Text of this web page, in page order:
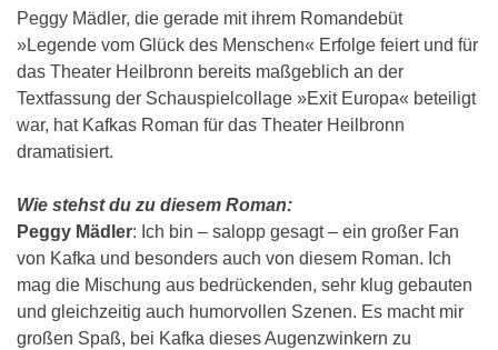
Peggy Mädler, die gerade mit ihrem Romandebüt
»Legende vom Glück des Menschen« Erfolge feiert und für
das Theater Heilbronn bereits maßgeblich an der
Textfassung der Schauspielcollage »Exit Europa« beteiligt
war, hat Kafkas Roman für das Theater Heilbronn
dramatisiert.
Wie stehst du zu diesem Roman:
Peggy Mädler: Ich bin – salopp gesagt – ein großer Fan
von Kafka und besonders auch von diesem Roman. Ich
mag die Mischung aus bedrückenden, sehr klug gebauten
und gleichzeitig auch humorvollen Szenen. Es macht mir
großen Spaß, bei Kafka dieses Augenzwinkern zu